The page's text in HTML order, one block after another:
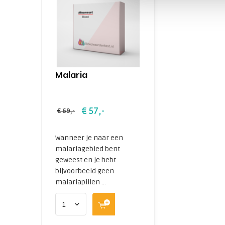
plasmodium vivax ag.
plasmodium malariae ag.
140525km
Malaria
€ 69,- € 57,-
Wanneer je naar een
malariagebied bent
geweest en je hebt
bijvoorbeeld geen
malariapillen ...